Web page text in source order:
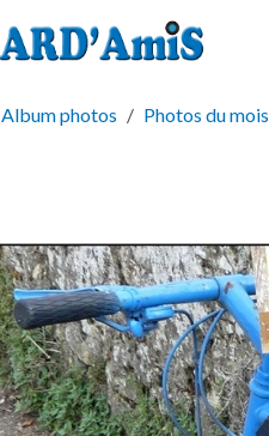
Album photos Photos du mois